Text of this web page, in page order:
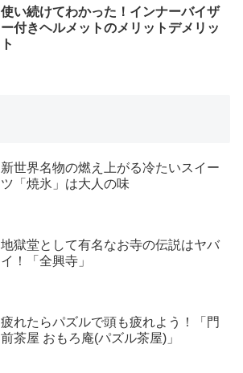
使い続けてわかった！インナーバイザ
ー付きヘルメットのメリットデメリッ
ト
新世界名物の燃え上がる冷たいスイー
ツ「焼氷」は大人の味
地獄堂として有名なお寺の伝説はヤバ
イ！「全興寺」
疲れたらパズルで頭も疲れよう！「門
前茶屋 おもろ庵(パズル茶屋)」